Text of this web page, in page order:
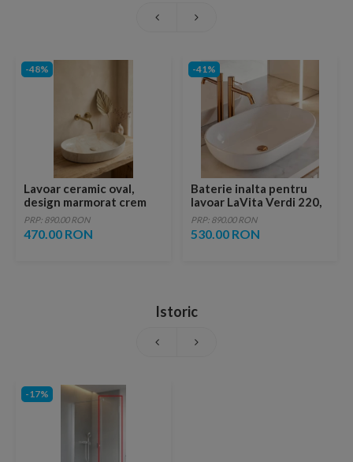
-48%
Lavoar ceramic oval,
design marmorat crem
lucios cu vene aurii,
ventil inclus
PRP: 890.00 RON
470.00 RON
-41%
Baterie inalta pentru
lavoar LaVita Verdi 220,
fara ventil, brushed
copper
PRP: 890.00 RON
530.00 RON
Istoric
-17%